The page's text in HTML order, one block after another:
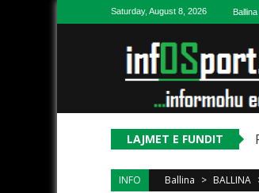
Skip to contentSaturday, August 8, 2026 Ballina
LAJMET E FUNDIT
INFO Ballina > BALLINA